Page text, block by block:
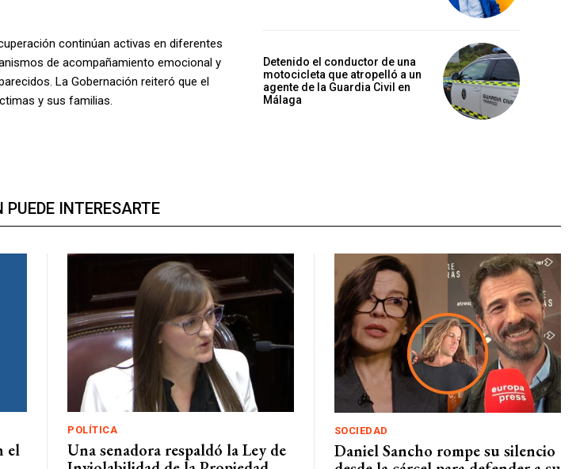
continúan activas en diferentes
de acompañamiento emocional y
La Gobernación reiteró que el
y sus familias.
Detenido el conductor de una
motocicleta que atropelló a un
agente de la Guardia Civil en
Málaga
INTERESARTE
el
POLÍTICA
Una senadora respaldó la Ley de
SOCIEDAD
Daniel Sancho rompe su silencio